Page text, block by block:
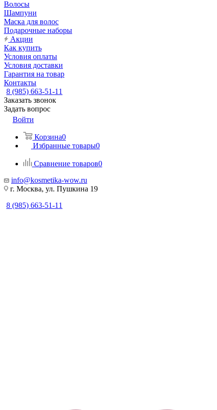
Волосы
Шампуни
Маска для волос
Подарочные наборы
Акции
Как купить
Условия оплаты
Условия доставки
Гарантия на товар
Контакты
8 (985) 663-51-11
Заказать звонок
Задать вопрос
Войти
Корзина0
Избранные товары0
Сравнение товаров0
info@kosmetika-wow.ru
г. Москва, ул. Пушкина 19
8 (985) 663-51-11